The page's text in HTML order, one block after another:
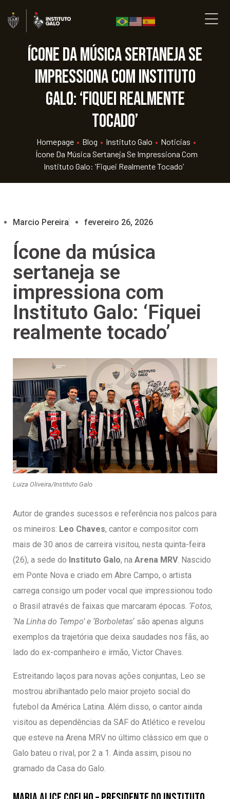
Ícone da música sertaneja se
impressiona com Instituto
Galo: ‘Fiquei realmente
tocado’
Homepage • Blog • Instituto Galo • Noticias •
Ícone Da Música Sertaneja Se Impressiona Com
Instituto Galo: ‘Fiquei Realmente Tocado’
Marcio Pereira fevereiro 26, 2026
Ícone da música
sertaneja se
impressiona com
Instituto Galo: ‘Fiquei
realmente tocado’
Luiza Oliveira/Instituto Galo
Autor de grandes sucessos e referência nos palcos para
os mineiros: Leo Chaves, cantor e compositor com
mais de 30 anos de carreira visitou, nesta quinta-feira
(26), a sede do Instituto Galo, na Arena MRV. Nascido
em Ponte Nova e criado em Abre Campo, o artista
carrega consigo um poder vocal que impressionou todo
o Brasil através de faixas que marcaram épocas. ‘Fotos,
‘Na Linha do Tempo’ e ‘Borboletas‘ são apenas alguns
exemplos da trajetória que deixa saudades nos fãs, ao
lado do ex-companheiro e irmão, Victor Chaves.
Estreitando laços para novas ações conjuntas, Leo se
mostrou abrilhantado pelo maior projeto social do
futebol da América Latina. Além disso, o cantor ainda
visitou as dependências da SAF do Atlético e revelou
que esteve na Arena MRV no último clássico em que o
Galo bateu o rival, por 2 a 1. Ainda assim, pisou no
gramado da Casa do Galo.